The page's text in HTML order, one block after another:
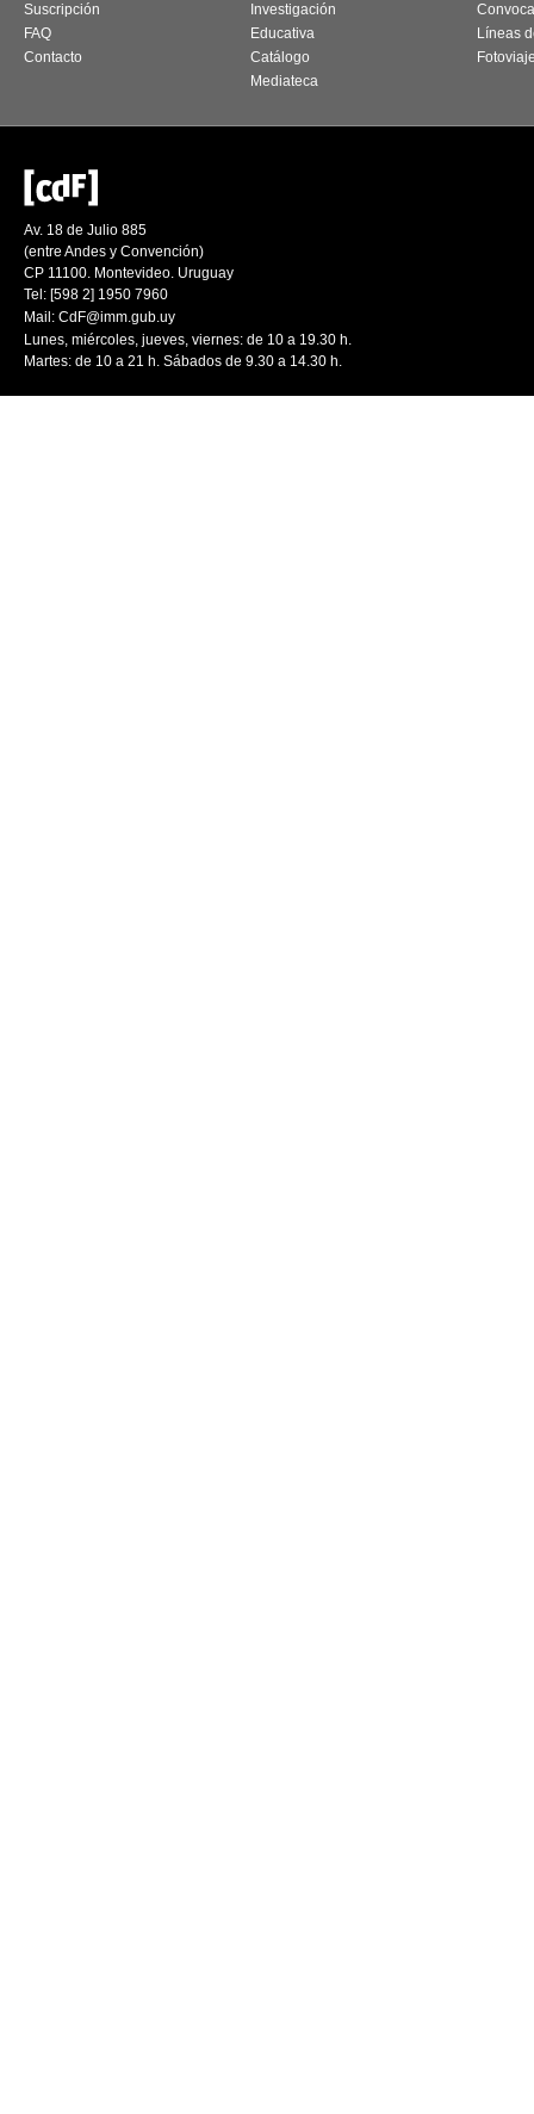
Suscripción
FAQ
Contacto
Investigación
Educativa
Catálogo
Mediateca
Líneas
Av. 18 de Julio 885
(entre Andes y Convención)
CP 11100. Montevideo. Uruguay
Tel: [598 2] 1950 7960
Mail: CdF@imm.gub.uy
Lunes, miércoles, jueves, viernes: de 10 a 19.30 h.
Martes: de 10 a 21 h. Sábados de 9.30 a 14.30 h.